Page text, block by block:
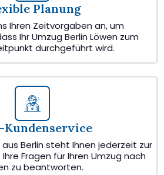
Planung
Ihren Zeitvorgaben an, um
Ihr Umzug Berlin Löwen zum
durchgeführt wird.
Kundenservice
Berlin steht Ihnen jederzeit zur
Fragen für Ihren Umzug nach
zu beantworten.